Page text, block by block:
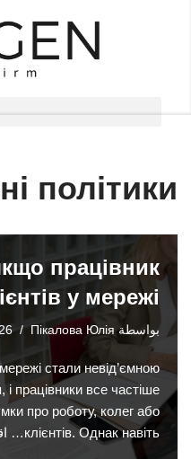
політики
працівник
у мережі?
بواسطة Пікалова Юлія
стали невід’ємною
працівники все частіше
про роботу, колег або
клієнтів. Однак навіть…